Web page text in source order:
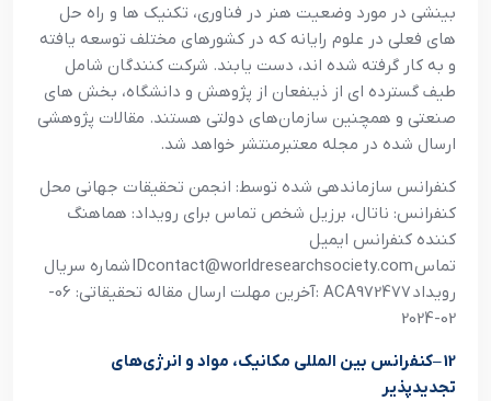
بينشي در مورد وضعيت هنر در فناوري، تکنيک ها و راه حل
هاي فعلي در علوم رايانه که در کشورهاي مختلف توسعه يافته
و به کار گرفته شده اند، دست يابند. شرکت کنندگان شامل
طيف گسترده اي از ذينفعان از پژوهش و دانشگاه، بخش هاي
صنعتي و همچنين سازمان‌هاي دولتي هستند. مقالات پژوهشي
ارسال شده در مجله معتبرمنتشر خواهد شد.
کنفرانس سازماندهي شده توسط: انجمن تحقيقات جهاني محل
کنفرانس: ناتال، برزيل شخص تماس براي رويداد: هماهنگ
کننده کنفرانس ايميل
تماسIDcontact@worldresearchsociety.comشماره سريال
رويداد: ACA972477
آخرين مهلت ارسال مقاله تحقيقاتي: 06-
02-2024
12
–کنفرانس بين المللي مکانيک، مواد و انرژي‌هاي
تجديدپذير